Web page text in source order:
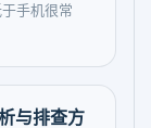
手机很常
与排查方